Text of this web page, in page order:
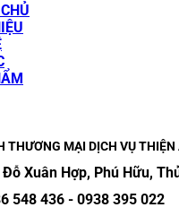
THƯƠNG MẠI DỊCH VỤ THIỆN
Xuân Hợp, Phú Hữu,
548 436 - 0938 395 022